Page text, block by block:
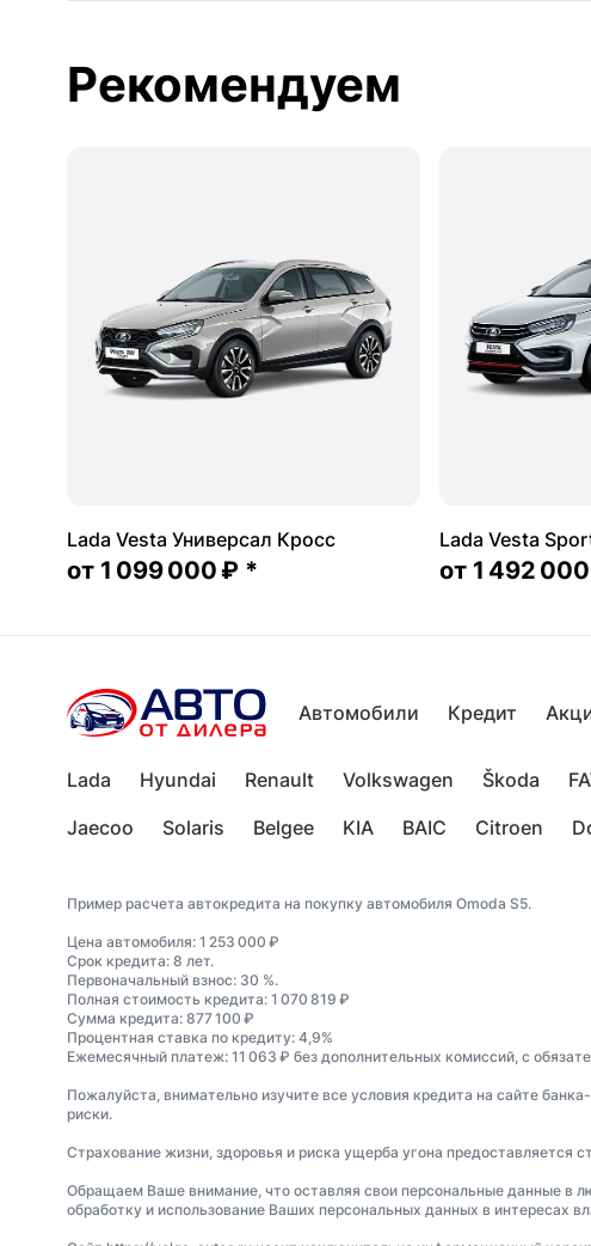
Рекомендуем
Lada Vesta Универсал Кросс
от 1 099 000 ₽ *
Lada Vesta
от 1 492
Автомобили Кредит
Lada Hyundai Renault Volkswagen Škoda
Jaecoo
Solaris Belgee KIA BAIC Citroen
Пример расчета автокредита на покупку автомобиля Omoda S5.
Цена автомобиля: 1 253 000 ₽
Срок кредита: 8 лет.
Первоначальный взнос: 30 %.
Полная стоимость кредита: 1 070 819 ₽
Сумма кредита: 877 100 ₽
Процентная ставка по кредиту: 4,9%
Ежемесячный платеж: 11 063 ₽ без дополнительных комиссий, с
Пожалуйста, внимательно изучите все условия кредита на сайте
риски.
Страхование жизни, здоровья и риска ущерба угона предоставляется
Обращаем Ваше внимание, что оставляя свои персональные данные в
обработку и использование Ваших персональных данных в интересах